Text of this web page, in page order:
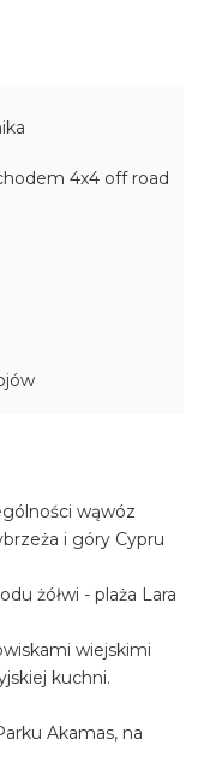
4x4 off road
wąwóz
i góry Cypru
żółwi - plaża Lara
wiejskimi
kuchni.
Akamas, na